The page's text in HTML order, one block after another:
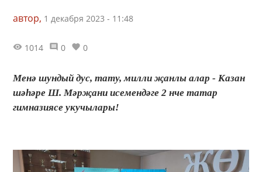
автор, 1 декабря 2023 - 11:48
1014 0 0
Менә шундый дус, тату, милли җанлы алар - Казан
шәһәре Ш. Мәрҗани исемендәге 2 нче татар
гимназиясе укучылары!